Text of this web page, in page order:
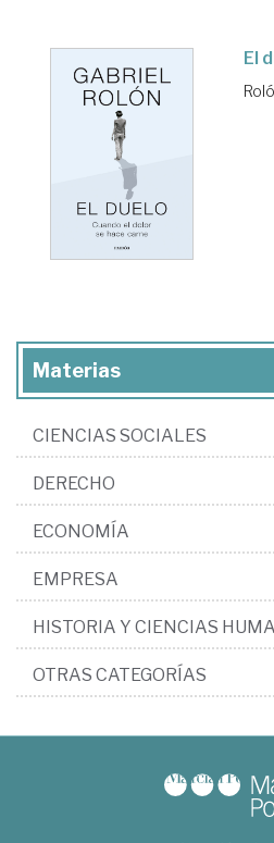
El
Materias
CIENCIAS SOCIALES
DERECHO
ECONOMÍA
EMPRESA
HISTORIA Y CIENCIAS
OTRAS CATEGORÍAS